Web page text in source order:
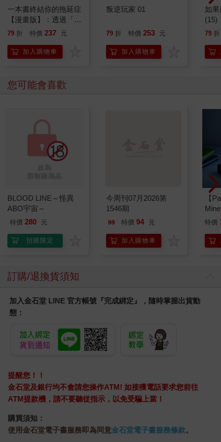
一本書終結你的拖延症
【漫畫版】：透過「小
行動」打開大腦的行動
「行動派」的37個科
學方法
79 折 特價 237 元
加入購物車
叛逆玩家 01
79 折 特價 253 元
加入購物車
如
(15)
貓
79 折
您可能會喜歡
BLOOD LINE～怪異
ABO宇宙～
特價 280 元
預購限定
今周刊07月2026第
1546期
99 特價 94 元
加入購物車
【
特價
訂購/退換貨須知
加入金石堂 LINE 官方帳號『完成綁定』，隨時掌握出貨動
態：
提醒您！！
金石堂及銀行均不會請您操作ATM! 如接獲電話要求您前往
ATM提款機，請不要聽從指示，以免受騙上當！
購買須知：
使用金石堂電子書服務即為同意金石堂電子書服務條款。